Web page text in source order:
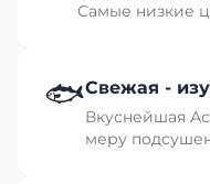
Самые низкие
🐟Свежая -
Вкуснейшая
меру